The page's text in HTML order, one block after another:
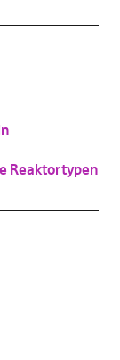
Reaktortypen